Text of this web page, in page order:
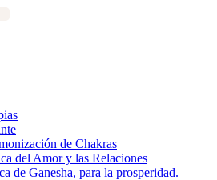
de Chakras
del Amor y las Relaciones
de Ganesha, para la prosperidad.